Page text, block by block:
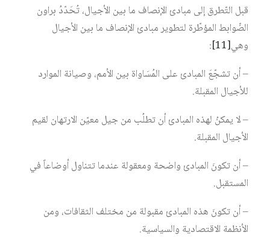
قبل التّطرق إلى مبادئ الإنصاف ما بين الأجيال، تُحَدّدُ براون
الضّوابط المؤطّرة لتطوير مبادئ الإنصاف ما بين الأجيال
وهي‏[11]
:
– أن تشجّعَ المبادئ على المُسَاواة بين الأمم، وصيانة الموارد
للأجيال المقبلة.
– لا يمكنُ لهذه المبادئ أن تطلُب من جيل معيّن الارتهان لقيم
الأجيال المقبلة.
– أن تكونَ المبادئ واضحة ومعقولة عندما تتناول أوضاعاً في
المستقبل.
– أن تكونَ هذه المبادئ مقبولة من مختلف الثقافات، ومن
الأنظمة الاقتصادية والسياسية.